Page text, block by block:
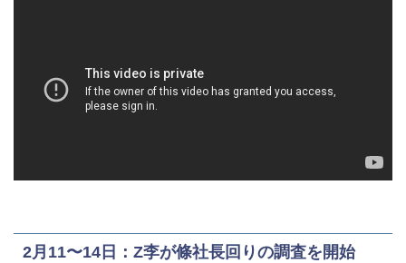
2月11〜14日：Z李が條社長回りの調査を開始